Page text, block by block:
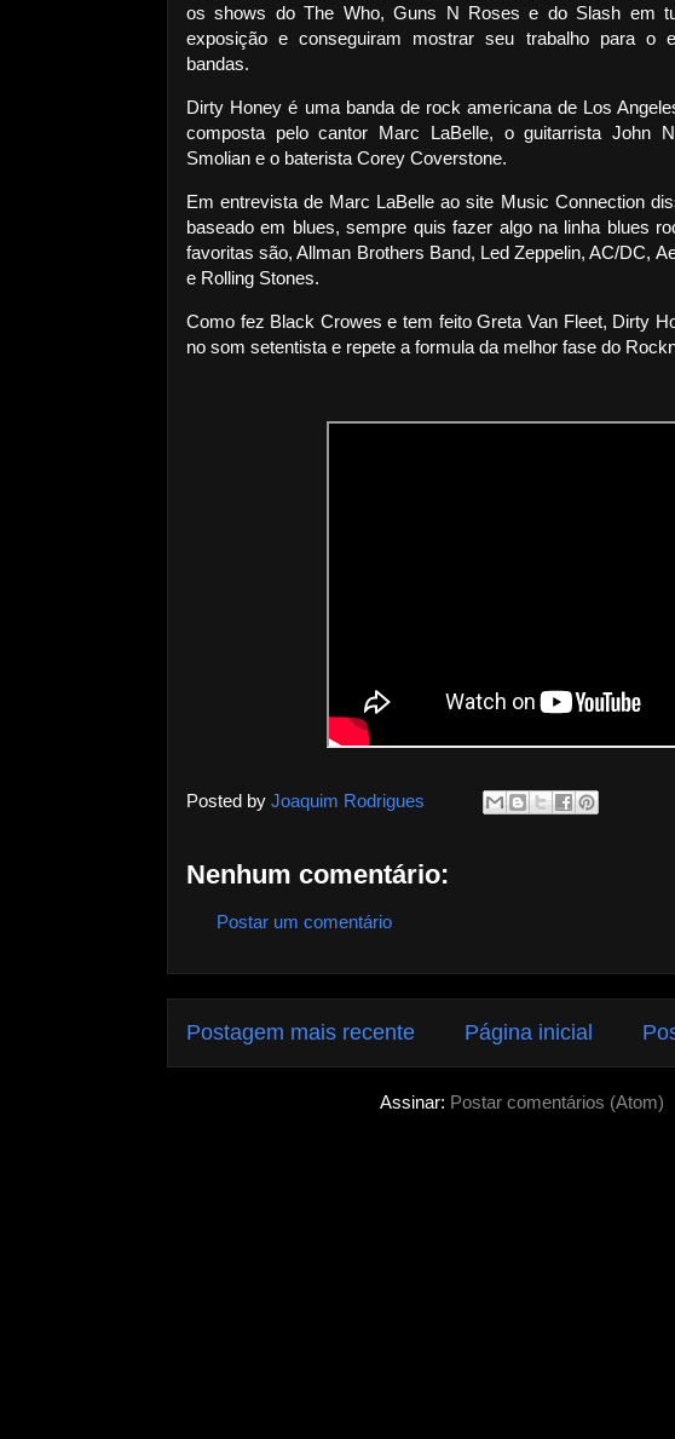
os shows do The Who, Guns N Roses e do Slash em
exposição e conseguiram mostrar seu trabalho para o
bandas.
Dirty Honey é uma banda de rock americana de Los
composta pelo cantor Marc LaBelle, o guitarrista John
Smolian e o baterista Corey Coverstone.
Em entrevista de Marc LaBelle ao site Music Connection
baseado em blues, sempre quis fazer algo na linha blues
favoritas são, Allman Brothers Band, Led Zeppelin, AC/DC,
e Rolling Stones.
Como fez Black Crowes e tem feito Greta Van Fleet, Dirty
no som setentista e repete a formula da melhor fase do
Posted by Joaquim Rodrigues
Nenhum comentário:
Postar um comentário
Postagem mais recente Página inicial
Assinar: Postar comentários (Atom)